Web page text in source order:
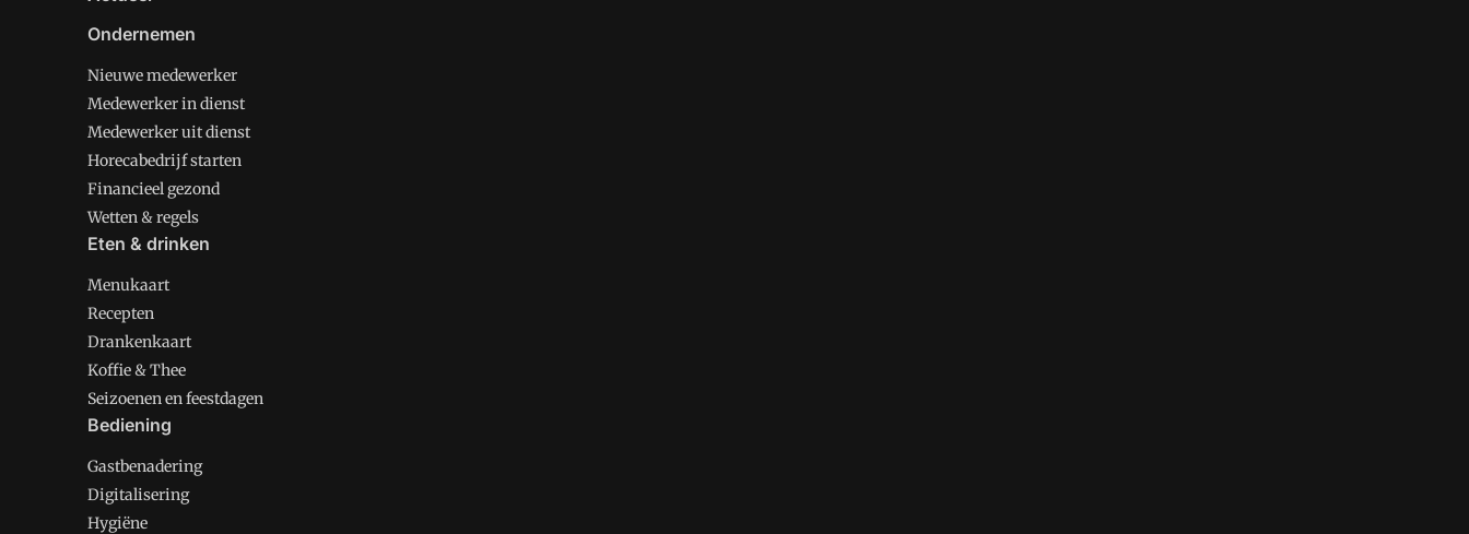
Ondernemen
Nieuwe medewerker
Medewerker in dienst
Medewerker uit dienst
Horecabedrijf starten
Financieel gezond
Wetten & regels
Eten & drinken
Menukaart
Recepten
Drankenkaart
Koffie & Thee
Seizoenen en feestdagen
Bediening
Gastbenadering
Digitalisering
Hygiëne